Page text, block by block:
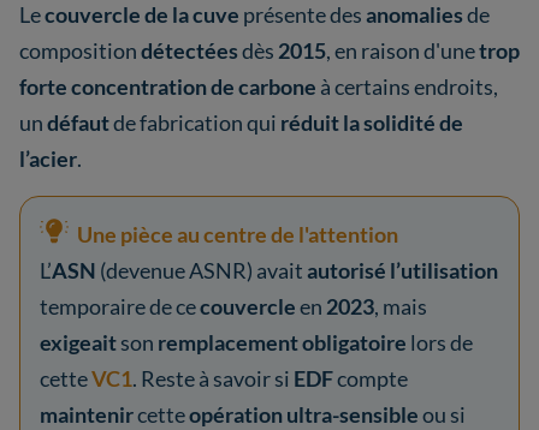
Lecouvercle de la cuve présente desanomaliesde
compositiondétectéesdès 2015, en raison d'unetrop
forte concentration de carbone à certains endroits,
undéfautde fabrication qui réduit la solidité de
l’acier.
Une pièce au centre de l'attention
L’ASN (devenue ASNR) avaitautorisé l’utilisation
temporaire de cecouvercleen 2023, mais
exigeaitson remplacement obligatoire lors de
cetteVC1. Reste à savoir si EDFcompte
maintenircetteopération ultra-sensibleou si